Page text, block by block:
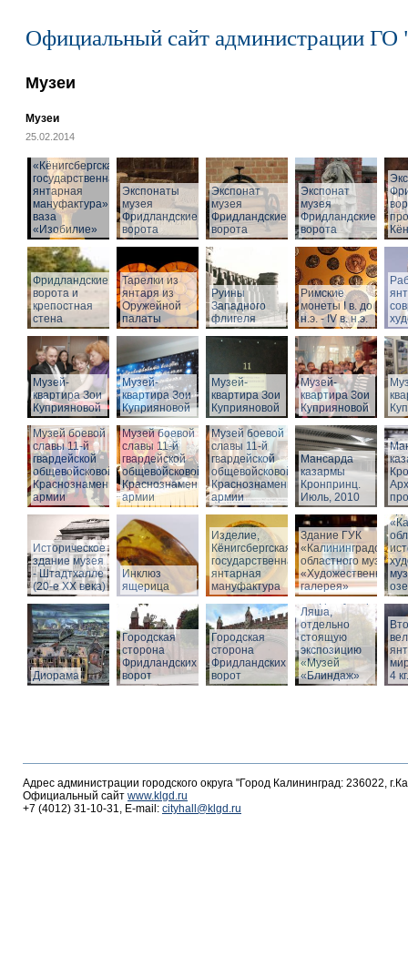
Официальный сайт администрации ГО
Музеи
Музеи
25.02.2014
«Кёнигсбергская
государственная
янтарная
мануфактура» -
ваза
«Изобилие»
Экспонаты
музея
Фридландские
ворота
Экспонат
музея
Фридландские
ворота
Экспонат
музея
Фридландские
ворота
Фридландские
ворота и
крепостная
стена
Тарелки из
янтаря из
Оружейной
палаты
Руины
Западного
флигеля
Римские
монеты I в. до
н.э. - IV в. н.э.
Музей-
квартира Зои
Куприяновой
Музей-
квартира Зои
Куприяновой
Музей-
квартира Зои
Куприяновой
Музей-
квартира Зои
Куприяновой
Музей боевой
славы 11-й
гвардейской
общевойсковой
Краснознаменной
армии
Музей боевой
славы 11-й
гвардейской
общевойсковой
Краснознаменной
армии
Музей боевой
славы 11-й
гвардейской
общевойсковой
Краснознаменной
армии
Мансарда
казармы
Кронпринц.
Июль, 2010
Историческое
здание музея
- Штадтхалле
(20-е XX века)
Инклюз
ящерица
Изделие,
Кёнигсбергская
государственная
янтарная
мануфактура
Здание ГУК
«Калининградского
областного музея
«Художественная
галерея»
Диорама
Городская
сторона
Фридландских
ворот
Городская
сторона
Фридландских
ворот
Вход в бункер
Ляша,
отдельно
стоящую
экспозицию
«Музей
«Блиндаж»
4
Адрес администрации городского округа "Город Калининград: 236022,
Официальный сайт www.klgd.ru
+7 (4012) 31-10-31, E-mail: cityhall@klgd.ru